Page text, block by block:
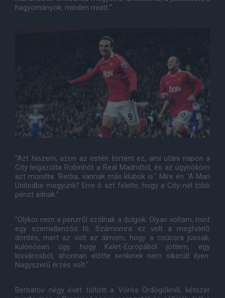
hagyományok, minden miatt.'"
"Azt hiszem, azon az estén történt ez, ami utáni napon a
City leigazolta Robinhót a Real Madridtól, és az ügynököm
azt mondta: 'Berba, vannak más klubok is." Mire én: 'A Man
Unitedbe megyünk!' Erre ő azt felelte, hogy a City-nél több
pénzt adnak."
"Olykor nem a pénzről szólnak a dolgok. Olyan voltam, mint
egy szemellenzős ló. Számomra ez volt a megfelelő
döntés, mert az volt az álmom, hogy a csúcsra jussak,
különösen úgy, hogy Kelet-Európából jöttem, egy
kisvárosból, ahonnan előtte senkinek nem sikerült ilyen.
Nagyszerű érzés volt."
Berbatov négy évet töltött a Vörös Ördögöknél, kétszer